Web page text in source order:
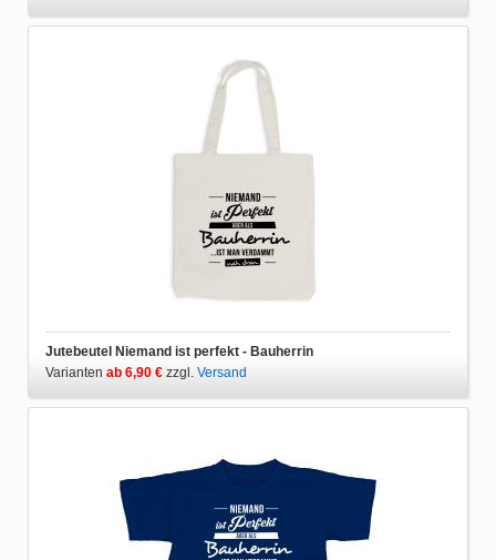
Jutebeutel Niemand ist perfekt - Bauherrin
Varianten ab 6,90 € zzgl. Versand